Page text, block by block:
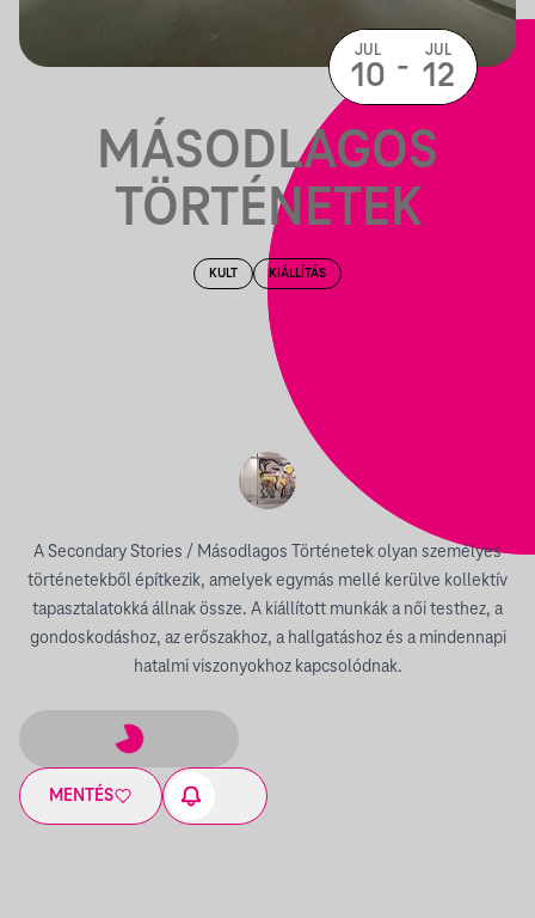
MÁSODLAGOS
TÖRTÉNETEK
KULT KIÁLLÍTÁS
A Secondary Stories / Másodlagos Történetek olyan személyes
történetekből építkezik, amelyek egymás mellé kerülve kollektív
tapasztalatokká állnak össze. A kiállított munkák a női testhez, a
gondoskodáshoz, az erőszakhoz, a hallgatáshoz és a mindennapi
hatalmi viszonyokhoz kapcsolódnak.
MENTÉS
JUL
10 - JUL
12